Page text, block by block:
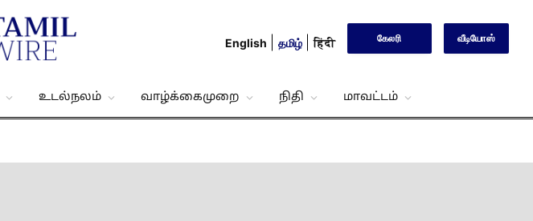
English தமிழ் हिंदी கேலரி வீடியோஸ்
உடல்நலம் வாழ்க்கைமுறை நிதி மாவட்டம்